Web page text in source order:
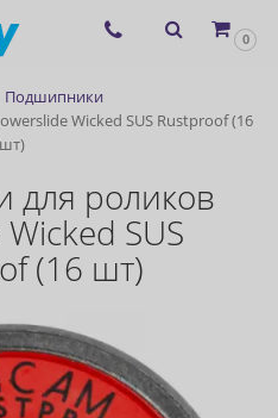
0
Подшипники
Wicked SUS Rustproof (16
шт)
роликов
SUS
(16 шт)
×
и
cookie